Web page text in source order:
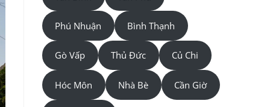
Phú Nhuận Bình Thạnh
Gò Vấp Thủ Đức Củ Chi
Hóc Môn Nhà Bè Cần Giờ